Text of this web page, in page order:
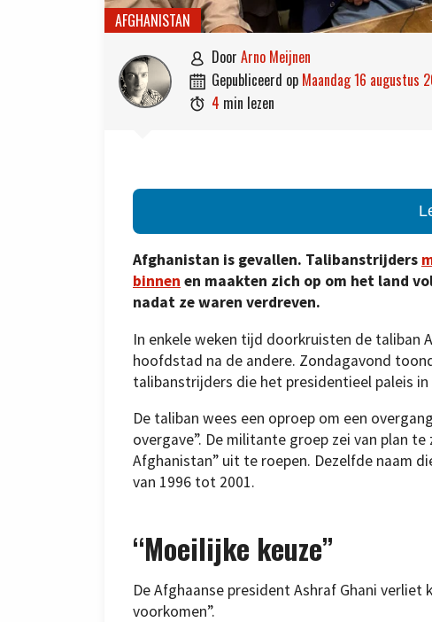
AFGHANISTAN
 door Arno Meijnen
 gepubliceerd op maandag 16 augustus
 4 min lezen
Afghanistan is gevallen. Talibanstrijders
binnen en maakten zich op om het land
nadat ze waren verdreven.
In enkele weken tijd doorkruisten de taliban
hoofdstad na de andere. Zondagavond
talibanstrijders die het presidentieel paleis in
De taliban wees een oproep om een
overgave”. De militante groep zei van plan
Afghanistan” uit te roepen. Dezelfde naam
van 1996 tot 2001.
“Moeilijke keuze”
De Afghaanse president Ashraf Ghani
voorkomen”.